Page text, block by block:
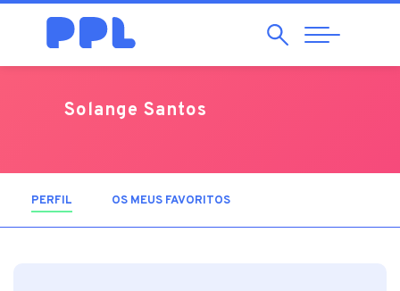
Pesquisar
Abrir
Navegação
Solange Santos
PERFIL (SEPARADOR ATIVO)
OS MEUS FAVORITOS